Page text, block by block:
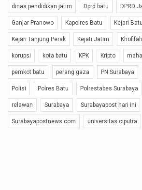
dinas pendidikan jatim Dprd batu DPRD
Ganjar Pranowo Kapolres Batu Kejari Batu
Kejari Tanjung Perak Kejati Jatim Khofifah
korupsi kota batu KPK Kripto
pemkot batu perang gaza PN Surabaya
Polisi Polres Batu Polrestabes Surabaya
relawan Surabaya Surabayapost hari ini
Surabayapostnews.com universitas ciputra